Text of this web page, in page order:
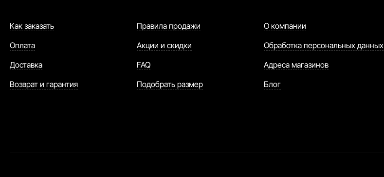
Как заказать
Оплата
Доставка
Возврат и гарантия
Правила продажи
Акции и скидки
FAQ
Подобрать размер
О компании
Обработка персональных данных
Адреса магазинов
Блог